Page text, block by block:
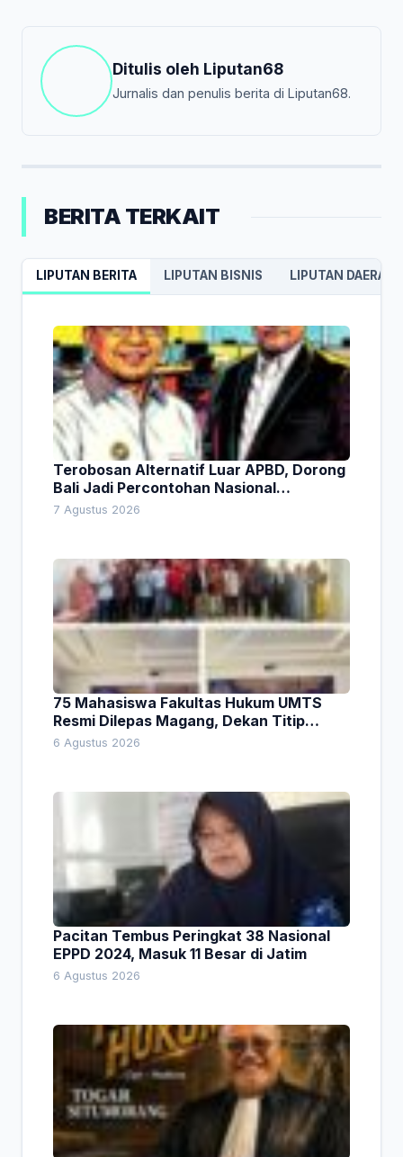
Ditulis oleh Liputan68
Jurnalis dan penulis berita di Liputan68.
BERITA TERKAIT
LIPUTAN BERITA LIPUTAN BISNIS LIPUTAN DAERAH
Terobosan Alternatif Luar APBD, Dorong
Bali Jadi Percontohan Nasional
Pembiayaan Daerah
7 Agustus 2026
75 Mahasiswa Fakultas Hukum UMTS
Resmi Dilepas Magang, Dekan Titip
Empat Pesan Penting
6 Agustus 2026
Pacitan Tembus Peringkat 38 Nasional
EPPD 2024, Masuk 11 Besar di Jatim
6 Agustus 2026